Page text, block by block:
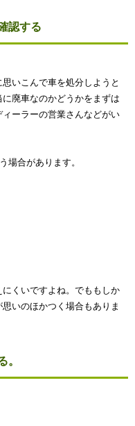
認する
いこんで車を処分しようと
廃車なのかどうかをまずは
ーラーの営業さんなどがい
場合があります。
くいですよね。でももしか
いのほかつく場合もありま
。